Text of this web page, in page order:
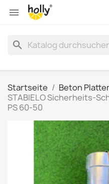

search
Startseite Beton
STABIELO Sicherheits-
PS 60-50